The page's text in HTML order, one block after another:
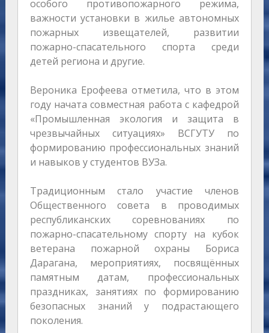
особого противопожарного режима,
важности установки в жилье автономных
пожарных извещателей, развитии
пожарно-спасательного спорта среди
детей региона и другие.
Вероника Ерофеева отметила, что в этом
году начата совместная работа с кафедрой
«Промышленная экология и защита в
чрезвычайных ситуациях» ВСГУТУ по
формированию профессиональных знаний
и навыков у студентов ВУЗа.
Традиционным стало участие членов
Общественного совета в проводимых
республиканских соревнованиях по
пожарно-спасательному спорту на кубок
ветерана пожарной охраны Бориса
Дарагана, мероприятиях, посвящённых
памятным датам, профессиональных
праздниках, занятиях по формированию
безопасных знаний у подрастающего
поколения.